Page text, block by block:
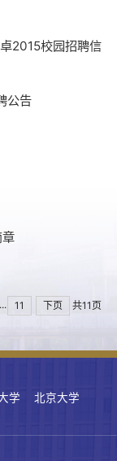
2015校园招聘信
公告
... 11 下页 共11页
学
北京大学